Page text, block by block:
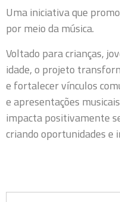
Uma iniciativa que
por meio da música.
Voltado para crianças,
idade, o projeto
e fortalecer vínculos
e apresentações
impacta positivamente
criando oportunidades e